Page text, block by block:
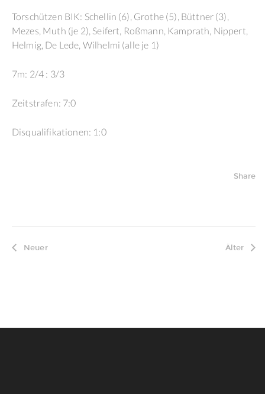
Torschützen BIK: Schellin (6), Grothe (5), Büttner (3),
Mezes, Muth (je 2), Seifert, Roßmann, Kamprath, Nippert,
Helmig, De Lede, Wilhelmi (alle je 1)
7m: 2/4 : 3/3
Zeitstrafen: 7:0
Disqualifikationen: 1:0
Share
Neuer Älter